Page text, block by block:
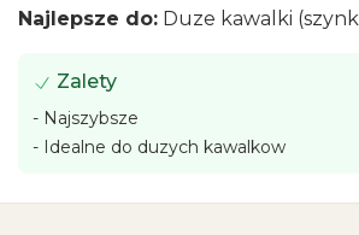
Najlepsze do: Duze kawalki
Zalety
- Najszybsze
- Idealne do duzych kawalkow